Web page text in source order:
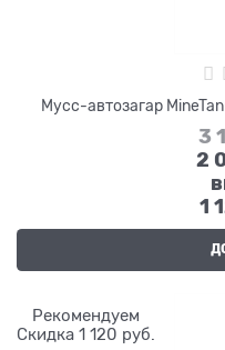
Мусс-автозагар
3
2
1
Рекомендуем
Скидка 1 120 руб.